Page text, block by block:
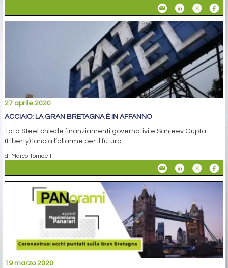
27 aprile 2020
ACCIAIO: LA GRAN BRETAGNA È IN AFFANNO
Tata Steel chiede finanziamenti governativi e Sanjeev Gupta
(Liberty) lancia l’allarme per il futuro
di Marco Torricelli
19 marzo 2020